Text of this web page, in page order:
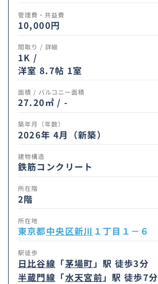
管理費・共益費
10,000円
間取り / 詳細
1K /
洋室 8.7帖 1室
面積 / バルコニー面積
27.20㎡ / -
築年月（年数）
2026年 4月（新築）
建物構造
鉄筋コンクリート
所在階
2階
所在地
東京都中央区新川 １丁目１－６
駅徒歩
日比谷線 「茅場町 」駅 徒歩3分
半蔵門線 「水天宮前」駅 徒歩7分